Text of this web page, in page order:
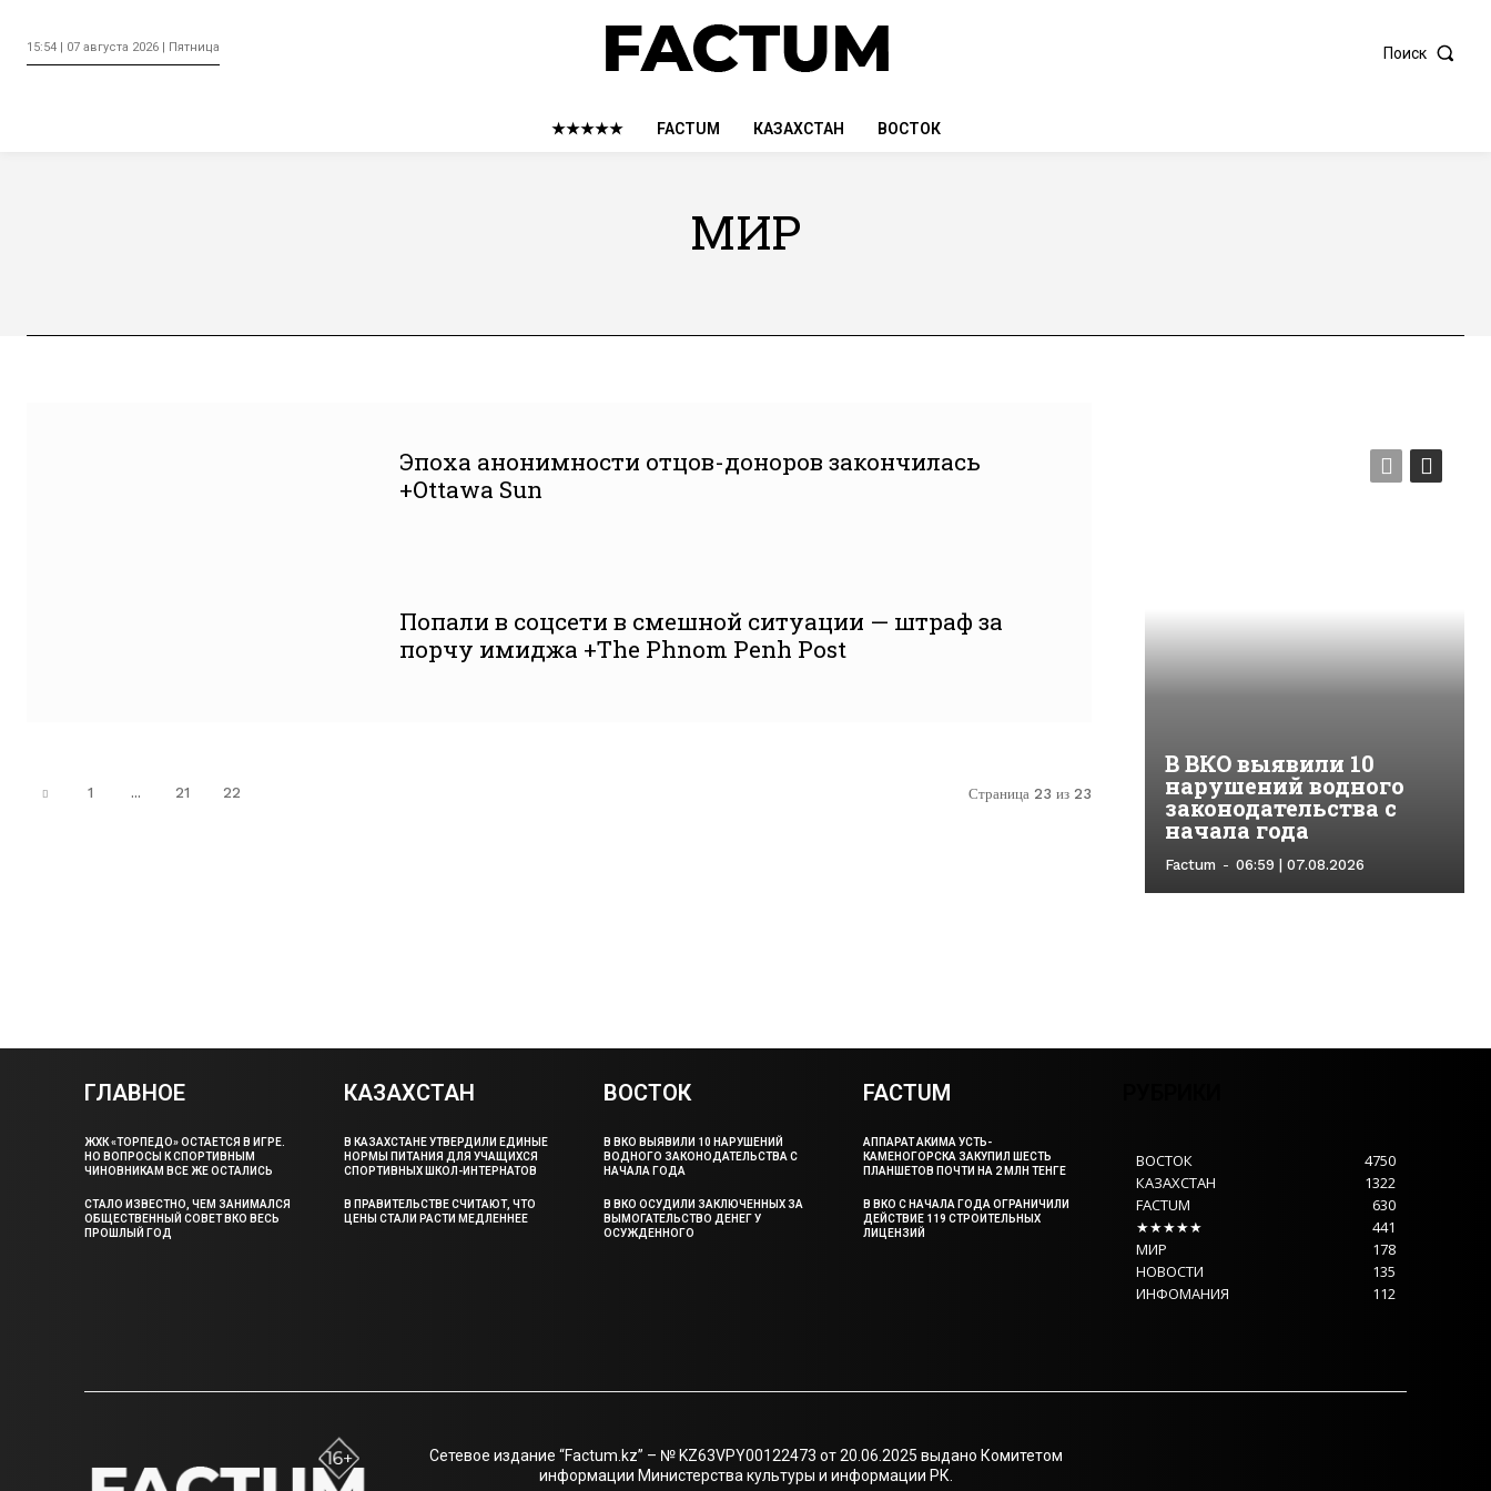
15:54 | 07 августа 2026 | Пятница Поиск
★★★★★ FACTUM КАЗАХСТАН ВОСТОК
МИР
Эпоха анонимности отцов-доноров закончилась
+Ottawa Sun
Попали в соцсети в смешной ситуации — штраф за
порчу имиджа +The Phnom Penh Post
1 ... 21 22 Страница 23 из 23
В ВКО выявили 10
нарушений водного
законодательства с
начала года
Factum - 06:59 | 07.08.2026
ГЛАВНОЕ
ЖХК «ТОРПЕДО» ОСТАЕТСЯ В ИГРЕ.
НО ВОПРОСЫ К СПОРТИВНЫМ
ЧИНОВНИКАМ ВСЕ ЖЕ ОСТАЛИСЬ
СТАЛО ИЗВЕСТНО, ЧЕМ ЗАНИМАЛСЯ
ОБЩЕСТВЕННЫЙ СОВЕТ ВКО ВЕСЬ
ПРОШЛЫЙ ГОД
КАЗАХСТАН
В КАЗАХСТАНЕ УТВЕРДИЛИ ЕДИНЫЕ
НОРМЫ ПИТАНИЯ ДЛЯ УЧАЩИХСЯ
СПОРТИВНЫХ ШКОЛ-ИНТЕРНАТОВ
В ПРАВИТЕЛЬСТВЕ СЧИТАЮТ, ЧТО
ЦЕНЫ СТАЛИ РАСТИ МЕДЛЕННЕЕ
ВОСТОК
В ВКО ВЫЯВИЛИ 10 НАРУШЕНИЙ
ВОДНОГО ЗАКОНОДАТЕЛЬСТВА С
НАЧАЛА ГОДА
В ВКО ОСУДИЛИ ЗАКЛЮЧЕННЫХ ЗА
ВЫМОГАТЕЛЬСТВО ДЕНЕГ У
ОСУЖДЕННОГО
FACTUM
АППАРАТ АКИМА УСТЬ-
КАМЕНОГОРСКА ЗАКУПИЛ ШЕСТЬ
ПЛАНШЕТОВ ПОЧТИ НА 2 МЛН ТЕНГЕ
В ВКО С НАЧАЛА ГОДА ОГРАНИЧИЛИ
ДЕЙСТВИЕ 119 СТРОИТЕЛЬНЫХ
ЛИЦЕНЗИЙ
ВОСТОК
4750
КАЗАХСТАН
1322
FACTUM
630
★★★★★
441
МИР
178
НОВОСТИ
135
ИНФОМАНИЯ
112
Сетевое издание “Factum.kz” – № KZ63VPY00122473 от 20.06.2025 выдано Комитетом
информации Министерства культуры и информации РК.